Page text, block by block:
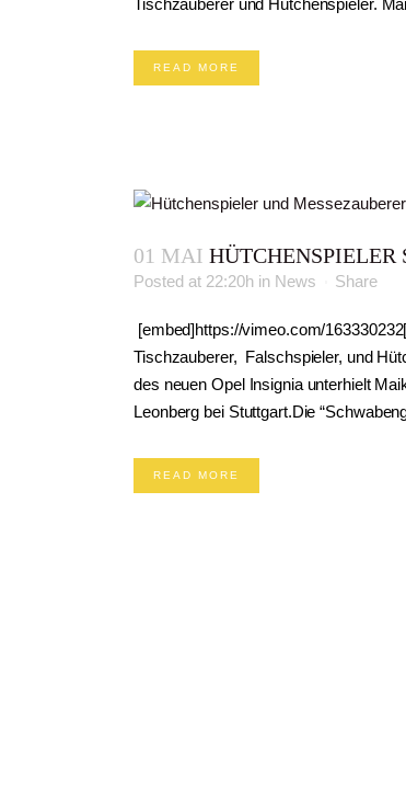
Tischzauberer und Hütchenspieler.
READ MORE
01 MAI HÜTCHENSPIELER
Posted at 22:20h in News Share
[embed]https://vimeo.com/
Tischzauberer, Falschspieler, und
des neuen Opel Insignia unterhielt
Leonberg bei Stuttgart.Die
READ MORE